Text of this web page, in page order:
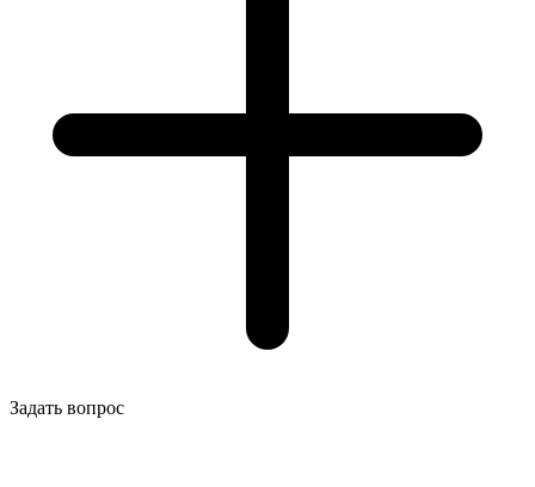
Задать вопрос